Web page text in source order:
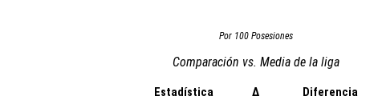
Por 100 Posesiones
Comparación vs. Media de la liga
Estadística Δ
Diferencia